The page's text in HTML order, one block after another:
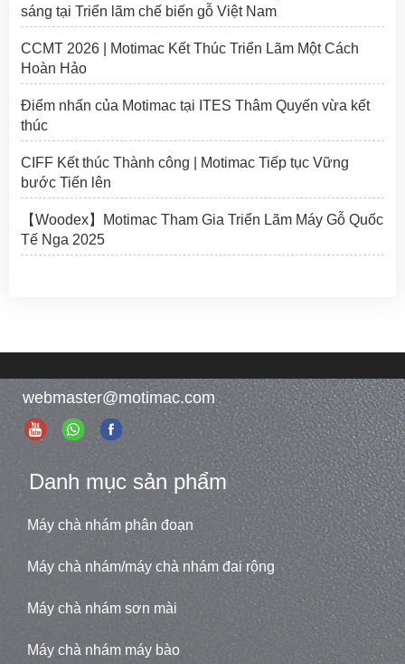
sáng tại Triển lãm chế biến gỗ Việt Nam
CCMT 2026 | Motimac Kết Thúc Triển Lãm Một Cách
Hoàn Hảo
Điểm nhấn của Motimac tại ITES Thâm Quyến vừa kết
thúc
CIFF Kết thúc Thành công | Motimac Tiếp tục Vững
bước Tiến lên
【Woodex】Motimac Tham Gia Triển Lãm Máy Gỗ Quốc
Tế Nga 2025
webmaster@motimac.com
Danh mục sản phẩm
Máy chà nhám phân đoạn
Máy chà nhám/máy chà nhám đai rộng
Máy chà nhám sơn mài
Máy chà nhám máy bào